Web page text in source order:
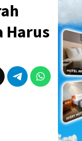
Harus